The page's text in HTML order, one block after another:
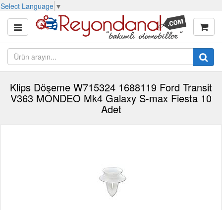
Select Language ▼
Klips Döşeme W715324 1688119 Ford Transit
V363 MONDEO Mk4 Galaxy S-max Fiesta 10
Adet